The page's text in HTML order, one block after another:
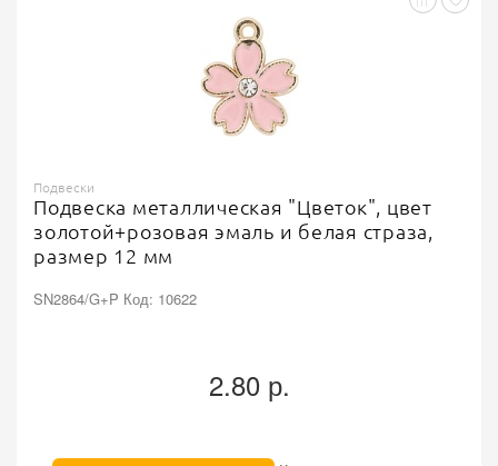
Подвески
Подвеска металлическая "Цветок", цвет
золотой+розовая эмаль и белая страза,
размер 12 мм
SN2864/G+P Код: 10622
2.80 р.